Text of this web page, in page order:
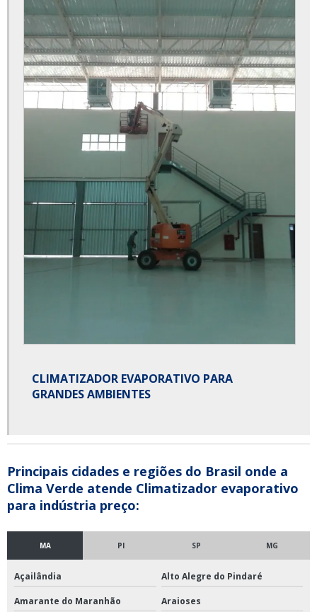
CLIMATIZADOR EVAPORATIVO PARA
GRANDES AMBIENTES
Principais cidades e regiões do Brasil onde a
Clima Verde atende Climatizador evaporativo
para indústria preço:
MA PI SP MG
Açailândia Alto Alegre do Pindaré
Amarante do Maranhão Araioses